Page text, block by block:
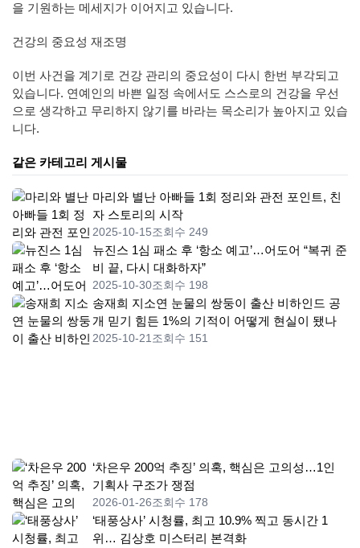
을 기원하는 메세지가 이어지고 있습니다.
건강의 중요성 재조명
이번 사건을 계기로 건강 관리의 중요성이 다시 한번 부각되고
있습니다. 연예인의 바쁜 일정 속에서도 스스로의 건강을 우선
으로 생각하고 무리하지 않기를 바라는 목소리가 높아지고 있습
니다.
같은 카테고리 게시물
마리와 별난 아빠들 1회 정리와 관전 포인트, 친
자 스토리의 시작
2025-10-15조회수 249
뉴진스 1심 패소 후 ‘항소 예고’…어도어 “복귀 준
비 끝, 다시 대화하자”
2025-10-30조회수 198
송재희 지소연 눈물의 쌍둥이 출산 비하인드 공
개 믿기 힘든 1%의 기적이 어떻게 현실이 됐나
2025-10-21조회수 151
‘차은우 200억 추징’ 의혹, 핵심은 고의성…1인
기획사 구조가 쟁점
2026-01-26조회수 178
‘태풍상사’ 시청률, 최고 10.9% 찍고 동시간 1
위… 김상호 미스터리 본격화